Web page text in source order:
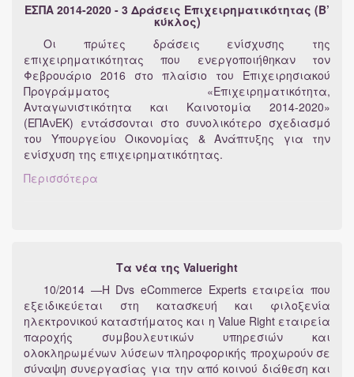
ΕΣΠΑ 2014-2020 - 3 Δράσεις Επιχειρηματικότητας (Β’
κύκλος)
Οι πρώτες δράσεις ενίσχυσης της
επιχειρηματικότητας που ενεργοποιήθηκαν τον
Φεβρουάριο 2016 στο πλαίσιο του Επιχειρησιακού
Προγράμματος «Επιχειρηματικότητα,
Ανταγωνιστικότητα και Καινοτομία 2014-2020»
(ΕΠΑνΕΚ) εντάσσονται στο συνολικότερο σχεδιασμό
του Υπουργείου Οικονομίας & Ανάπτυξης για την
ενίσχυση της επιχειρηματικότητας.
Περισσότερα
Τα νέα της Valueright
10/2014 —Η Dvs eCommerce Experts εταιρεία που
εξειδικεύεται στη κατασκευή και φιλοξενία
ηλεκτρονικού καταστήματος και η Value Right εταιρεία
παροχής συμβουλευτικών υπηρεσιών και
ολοκληρωμένων λύσεων πληροφορικής προχωρούν σε
σύναψη συνεργασίας για την από κοινού διάθεση και